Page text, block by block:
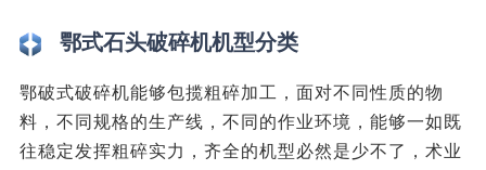
鄂式石头破碎机机型分类
鄂破式破碎机能够包揽粗碎加工，面对不同性质的物
料，不同规格的生产线，不同的作业环境，能够一如既
往稳定发挥粗碎实力，齐全的机型必然是少不了，术业